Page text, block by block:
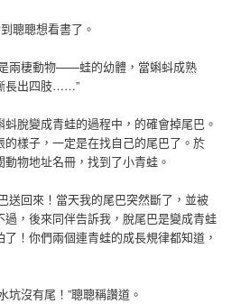
聰聰想看書了。
兩棲動物——蛙的幼體，當蝌蚪成熟
長出四肢……”
脫變成青蛙的過程中，的確會掉尾巴。
樣子，一定是在找自己的尾巴了。於
物地址名冊，找到了小青蛙。
送回來！當天我的尾巴突然斷了，並被
，後來同伴告訴我，脫尾巴是變成青蛙
！你們兩個連青蛙的成長規律都知道，
坑沒有尾！”聰聰稱讚道。